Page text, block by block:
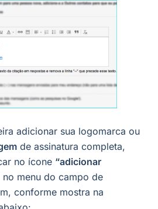
adicionar sua logomarca ou
de assinatura completa,
no ícone “adicionar
no menu do campo de
conforme mostra na